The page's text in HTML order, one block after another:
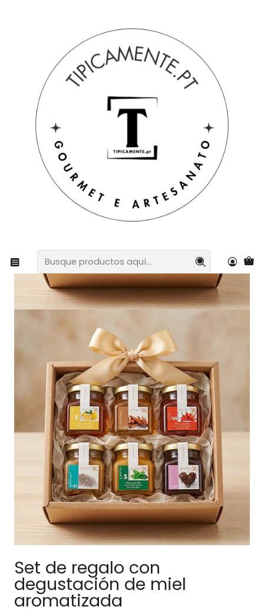
Sugerencias de regalos Cestas y paquetes
Set de regalo con degustación de miel aromatizada
Set de regalo con
degustación de miel
aromatizada